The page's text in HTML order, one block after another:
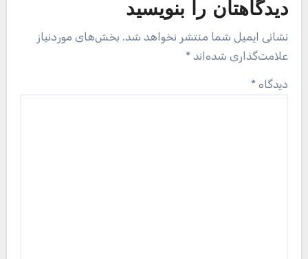
دیدگاهتان را بنویسید
نشانی ایمیل شما منتشر نخواهد شد. بخش‌های موردنیاز
علامت‌گذاری شده‌اند *
دیدگاه *